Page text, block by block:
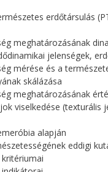
erdőtársulás
meghatározásának
jelenségek,
mérése és a
skálázása
meghatározásának
viselkedése (texturális
alapján
eddigi